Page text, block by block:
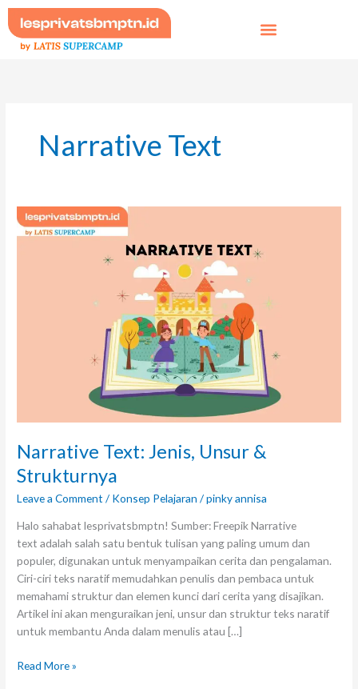
Skip
to
content
Narrative Text
Narrative Text: Jenis, Unsur &
Strukturnya
Leave a Comment / Konsep Pelajaran /pinky annisa
Halo sahabat lesprivatsbmptn! Sumber: Freepik Narrative
text adalah salah satu bentuk tulisan yang paling umum dan
populer, digunakan untuk menyampaikan cerita dan pengalaman.
Ciri-ciri teks naratif memudahkan penulis dan pembaca untuk
memahami struktur dan elemen kunci dari cerita yang disajikan.
Artikel ini akan menguraikan jeni, unsur dan struktur teks naratif
untuk membantu Anda dalam menulis atau […]
Narrative
Text:
Read More »